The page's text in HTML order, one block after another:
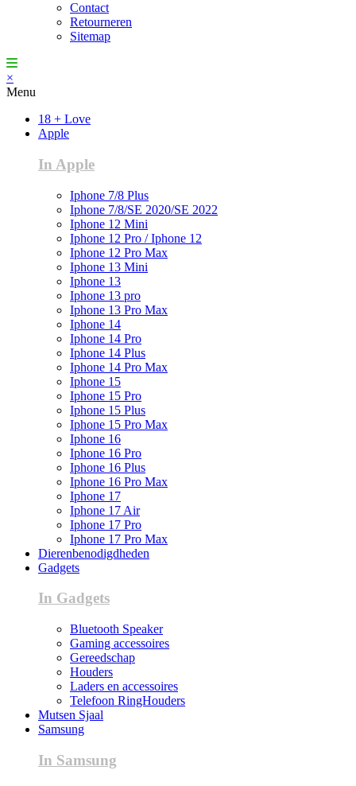
Contact
Retourneren
Sitemap
×
Menu
18 + Love
Apple
In Apple
Iphone 7/8 Plus
Iphone 7/8/SE 2020/SE 2022
Iphone 12 Mini
Iphone 12 Pro / Iphone 12
Iphone 12 Pro Max
Iphone 13 Mini
Iphone 13
Iphone 13 pro
Iphone 13 Pro Max
Iphone 14
Iphone 14 Pro
Iphone 14 Plus
Iphone 14 Pro Max
Iphone 15
Iphone 15 Pro
Iphone 15 Plus
Iphone 15 Pro Max
Iphone 16
Iphone 16 Pro
Iphone 16 Plus
Iphone 16 Pro Max
Iphone 17
Iphone 17 Air
Iphone 17 Pro
Iphone 17 Pro Max
Dierenbenodigdheden
Gadgets
In Gadgets
Bluetooth Speaker
Gaming accessoires
Gereedschap
Houders
Laders en accessoires
Telefoon RingHouders
Mutsen Sjaal
Samsung
In Samsung